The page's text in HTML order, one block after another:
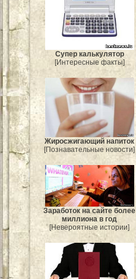
Супер калькулятор
[Интересные факты]
Жиросжигающий напиток
[Познавательные новости]
Заработок на сайте более
миллиона в год
[Невероятные истории]